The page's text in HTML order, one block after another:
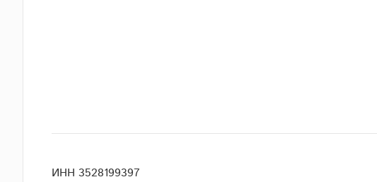
ИНН 3528199397